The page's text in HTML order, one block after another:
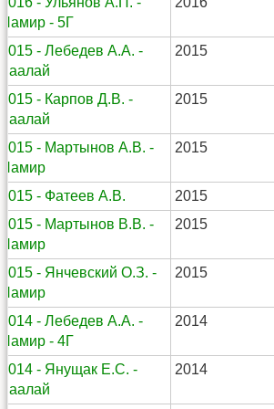
Памир - 5Г
2015 - Лебедев А.А. -
Заалай
2015
2015 - Карпов Д.В. -
Заалай
2015
2015 - Мартынов А.В. -
Памир
2015
2015 - Фатеев А.В.
2015
2015 - Мартынов В.В. -
Памир
2015
2015 - Янчевский О.З. -
Памир
2015
2014 - Лебедев А.А. -
Памир - 4Г
2014
2014 - Янущак Е.С. -
Заалай
2014